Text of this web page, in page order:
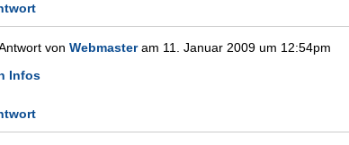
von Webmasteram 11. Januar 2009 um 12:54pm
Infos